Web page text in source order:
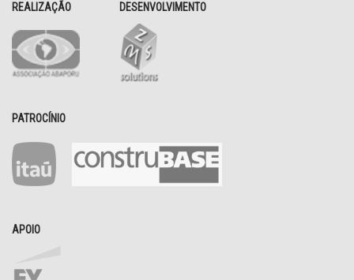
REALIZAÇÃO DESENVOLVIMENTO
PATROCÍNIO
APOIO